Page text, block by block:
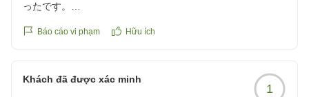
ったです。
ます。
露天の与一は、広くて素敵ですが、女性には洗い場がないっ
Báo cáo vi phạm Hữu ích
Khách đã được xác minh
1